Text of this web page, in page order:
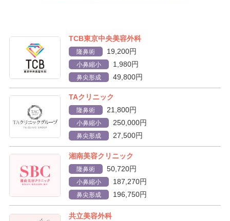
TCB東京中央美容外科
隆鼻術 19,200円
小鼻縮小 1,980円
鼻尖形成 49,800円
TAクリニック
隆鼻術 21,800円
小鼻縮小 250,000円
鼻尖形成 27,500円
湘南美容クリニック
隆鼻術 50,720円
小鼻縮小 187,270円
鼻尖形成 196,750円
共立美容外科